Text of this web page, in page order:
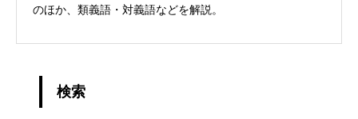
のほか、類義語・対義語などを解説。
検索